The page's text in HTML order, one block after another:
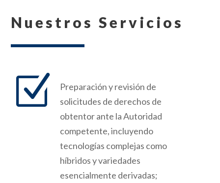
Nuestros Servicios
Z
Preparación y revisión de
solicitudes de derechos de
obtentor ante la Autoridad
competente, incluyendo
tecnologías complejas como
híbridos y variedades
esencialmente derivadas;